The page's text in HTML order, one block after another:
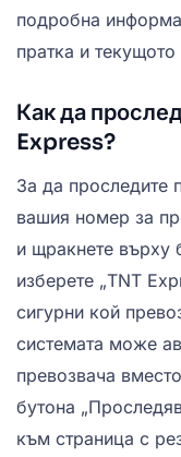
подробна
пратка и
Как да
Express?
За да проследите
вашия номер за
и щракнете върху
изберете „TNT
сигурни кой
системата може
превозвача
бутона
към страница с